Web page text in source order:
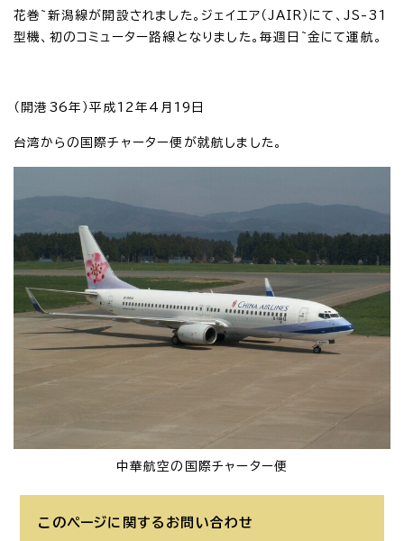
花巻~新潟線が開設されました。ジェイエア（JAIR）にて、JS-31
型機、初のコミューター路線となりました。毎週日~金にて運航。
（開港36年）平成12年4月19日
台湾からの国際チャーター便が就航しました。
中華航空の国際チャーター便
このページに関する お問い合わせ